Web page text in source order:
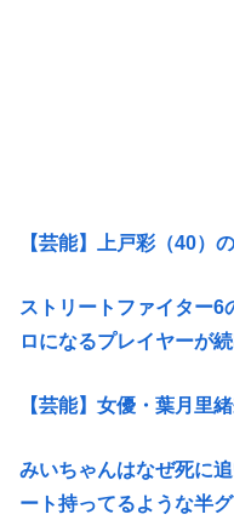
【芸能】上戸彩（40
ストリートファイター6
ロになるプレイヤーが
【芸能】女優・葉月里
みいちゃんはなぜ死に
ート持ってるような半